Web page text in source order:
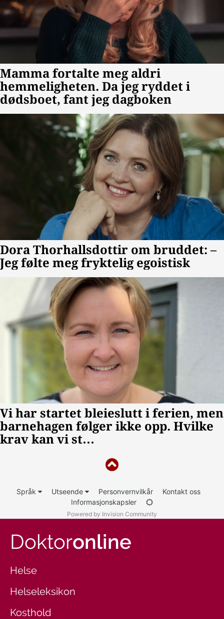
Språk Utseende Personvernvilkår
Kontakt oss
Informasjonskapsler
Powered by Invision Community
Doktoronline
Helse
Helseleksikon
Kosthold